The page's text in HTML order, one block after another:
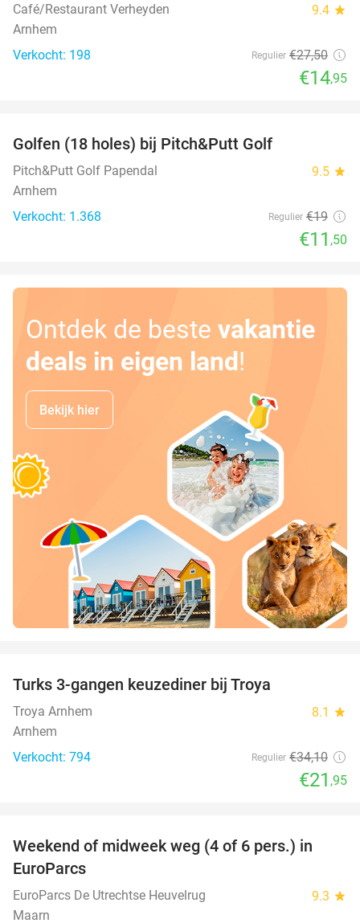
Café/Restaurant Verheyden 9.4 star
Arnhem
Verkocht: 198
Regulier €27,50
€14,95
Golfen (18 holes) bij Pitch&Putt Golf
Pitch&Putt Golf Papendal 9.5 star
Arnhem
Verkocht: 1.368
Regulier €19
€11 ,50
Ontdek de beste vakantie
deals in eigen land!
Bekijk hier
Turks 3-gangen keuzediner bij Troya
Troya Arnhem 8.1 star
Arnhem
Verkocht: 794
Regulier €34,10
€21 ,95
17%
Weekend of midweek weg (4 of 6 pers.) in
EuroParcs
EuroParcs De Utrechtse Heuvelrug 9.3 star
Maarn